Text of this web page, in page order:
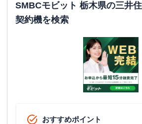
SMBCモビット 栃木県の三井
契約機を検索
おすすめポイント